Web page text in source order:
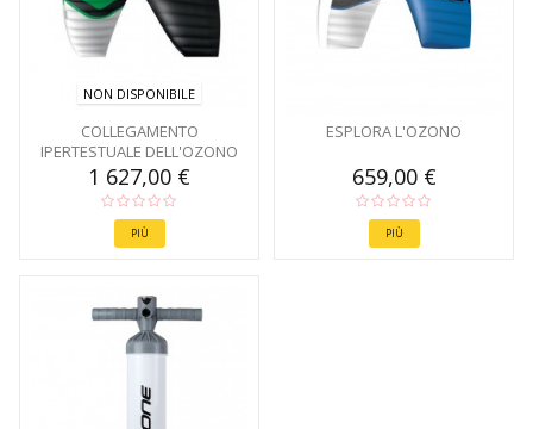
NON DISPONIBILE
COLLEGAMENTO
IPERTESTUALE DELL'OZONO
1 627,00 €
PIÙ
ESPLORA L'OZONO
659,00 €
PIÙ